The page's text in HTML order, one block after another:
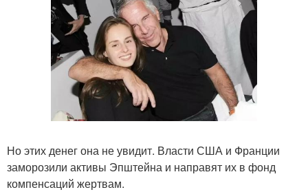
Но этих денег она не увидит. Власти США и Франции
заморозили активы Эпштейна и направят их в фонд
компенсаций жертвам.